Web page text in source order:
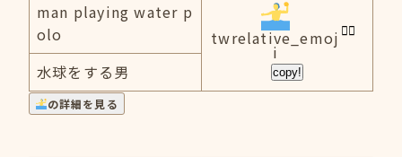
man playing water p
olo
twrelative_emoj
i
copy!
水球をする男
の詳細を見る